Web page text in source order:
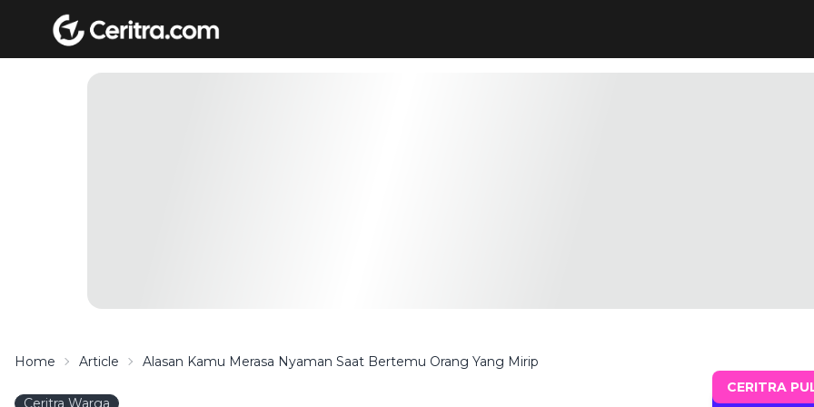
Home Article Alasan Kamu Merasa Nyaman Saat Bertemu Orang Yang Mirip
Ceritra Warga
CERITRA